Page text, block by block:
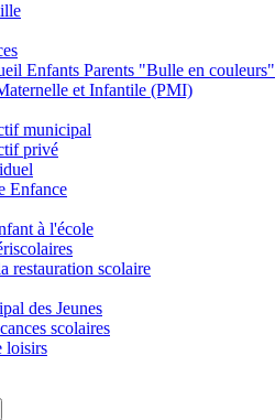
Enfants Parents "Bulle en couleurs"
et Infantile (PMI)
municipal
privé
Enfance
à l'école
restauration scolaire
des Jeunes
scolaires
loisirs